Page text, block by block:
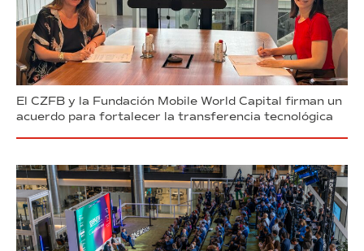
El CZFB y la Fundación Mobile World Capital firman un
acuerdo para fortalecer la transferencia tecnológica